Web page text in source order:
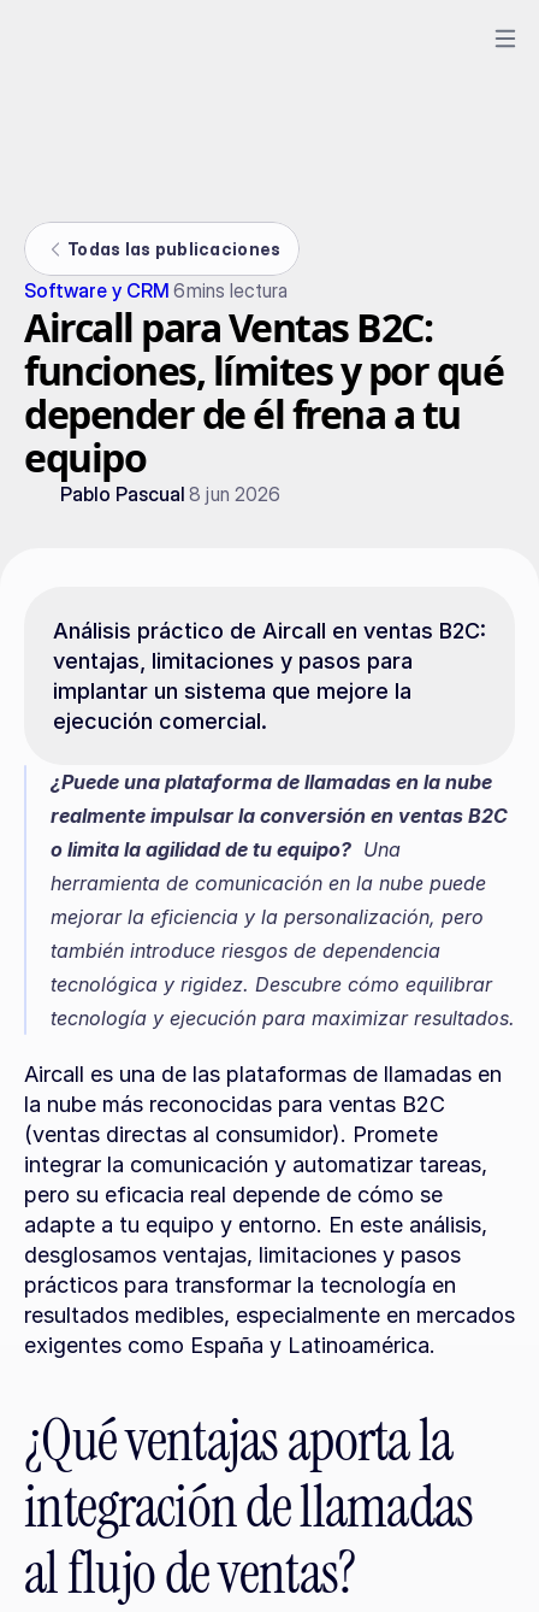
Todas las publicaciones
Software y CRM 6mins lectura
Aircall para Ventas B2C:
funciones, límites y por qué
depender de él frena a tu
equipo
Pablo Pascual 8 jun 2026
Análisis práctico de Aircall en ventas B2C:
ventajas, limitaciones y pasos para
implantar un sistema que mejore la
ejecución comercial.
¿Puede una plataforma de llamadas en la nube
realmente impulsar la conversión en ventas B2C
o limita la agilidad de tu equipo?
  Una
herramienta de comunicación en la nube puede
mejorar la eficiencia y la personalización, pero
también introduce riesgos de dependencia
tecnológica y rigidez. Descubre cómo equilibrar
tecnología y ejecución para maximizar resultados.
Aircall es una de las plataformas de llamadas en
la nube más reconocidas para ventas B2C
(ventas directas al consumidor). Promete
integrar la comunicación y automatizar tareas,
pero su eficacia real depende de cómo se
adapte a tu equipo y entorno. En este análisis,
desglosamos ventajas, limitaciones y pasos
prácticos para transformar la tecnología en
resultados medibles, especialmente en mercados
exigentes como España y Latinoamérica.
¿Qué ventajas aporta la
integración de llamadas
al flujo de ventas?